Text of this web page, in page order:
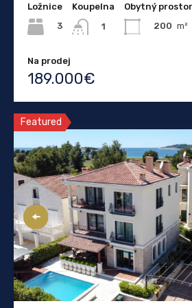
Ložnice
3
Koupelna
1
Obytný prostor
200 m²
Na prodej
189.000€
Featured